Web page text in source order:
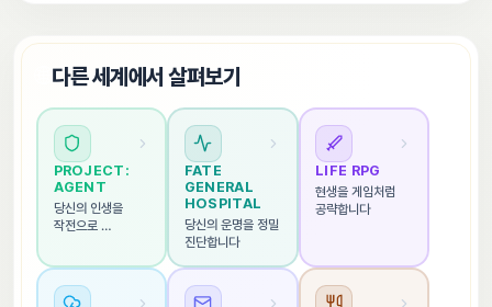
다른 세계에서 살펴보기
PROJECT:
AGENT
당신의 인생을
작전으로
FATE
GENERAL
HOSPITAL
당신의 운명을 정밀
진단합니다
LIFE RPG
현생을 게임처럼
공략합니다